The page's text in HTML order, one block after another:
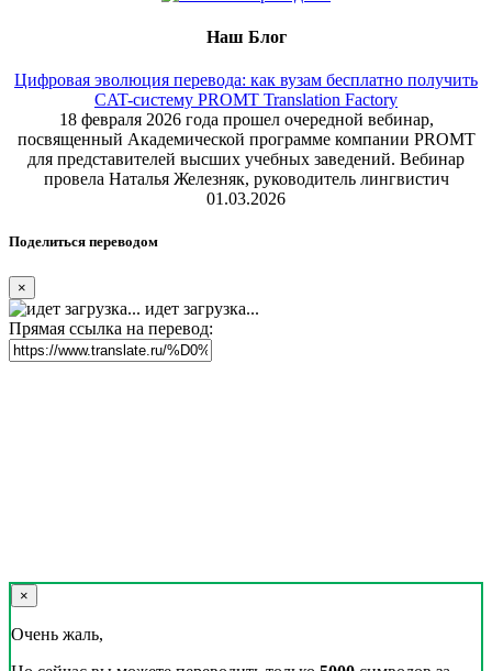
Наш Блог
Цифровая эволюция перевода: как вузам бесплатно получить
CAT-систему PROMT Translation Factory
18 февраля 2026 года прошел очередной вебинар,
посвященный Академической программе компании PROMT
для представителей высших учебных заведений. Вебинар
провела Наталья Железняк, руководитель лингвистич
01.03.2026
Поделиться переводом
×
идет загрузка...
Прямая ссылка на перевод:
×
Очень жаль,